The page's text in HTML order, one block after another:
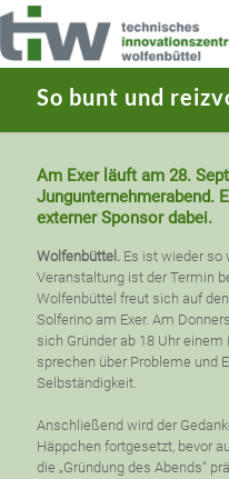
So bunt und
Am Exer läuft am 28.
Jungunternehmerabend.
externer Sponsor dabei.
Wolfenbüttel. Es ist wieder so
Veranstaltung ist der Termin
Wolfenbüttel freut sich auf
Solferino am Exer. Am
sich Gründer ab 18 Uhr
sprechen über Probleme und
Selbständigkeit.
Anschließend wird der
Häppchen fortgesetzt, bevor
die „Gründung des Abends“